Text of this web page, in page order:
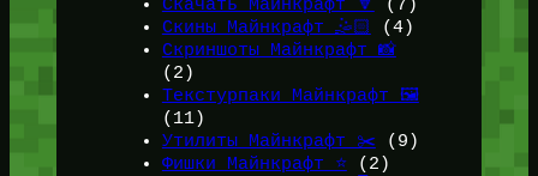
Скачать Майнкрафт 🔽
(7)
Скины Майнкрафт 🤹🏻
(4)
Скриншоты Майнкрафт 📸
(2)
Текстурпаки Майнкрафт 🖼️
(11)
Утилиты Майнкрафт ✂️ (9)
Фишки Майнкрафт ⭐(2)